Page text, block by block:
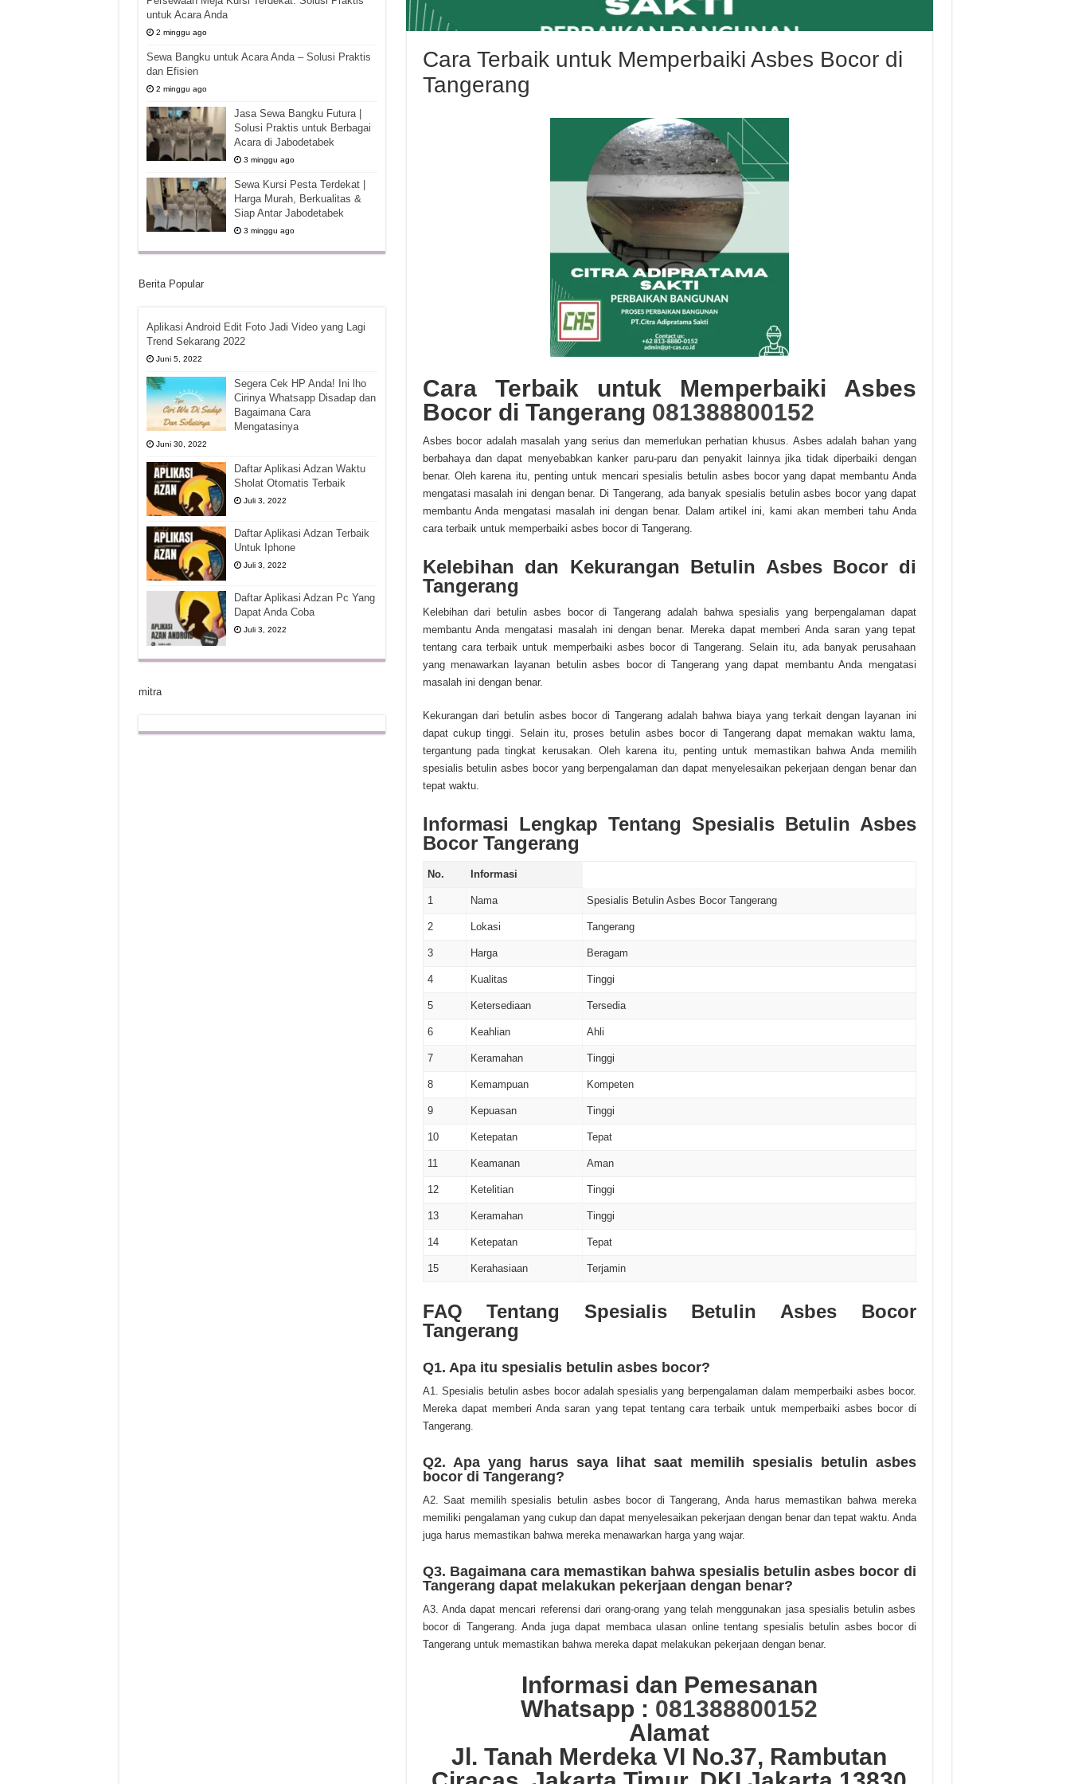
Cara Terbaik untuk Memperbaiki Asbes Bocor di
Tangerang
Cara Terbaik untuk Memperbaiki Asbes
Bocor di Tangerang 081388800152
Asbes bocor adalah masalah yang serius dan memerlukan perhatian khusus. Asbes adalah bahan yang
berbahaya dan dapat menyebabkan kanker paru-paru dan penyakit lainnya jika tidak diperbaiki dengan
benar. Oleh karena itu, penting untuk mencari spesialis betulin asbes bocor yang dapat membantu Anda
mengatasi masalah ini dengan benar. Di Tangerang, ada banyak spesialis betulin asbes bocor yang dapat
membantu Anda mengatasi masalah ini dengan benar. Dalam artikel ini, kami akan memberi tahu Anda
cara terbaik untuk memperbaiki asbes bocor di Tangerang.
Kelebihan dan Kekurangan Betulin Asbes Bocor di
Tangerang
Kelebihan dari betulin asbes bocor di Tangerang adalah bahwa spesialis yang berpengalaman dapat
membantu Anda mengatasi masalah ini dengan benar. Mereka dapat memberi Anda saran yang tepat
tentang cara terbaik untuk memperbaiki asbes bocor di Tangerang. Selain itu, ada banyak perusahaan
yang menawarkan layanan betulin asbes bocor di Tangerang yang dapat membantu Anda mengatasi
masalah ini dengan benar.
Kekurangan dari betulin asbes bocor di Tangerang adalah bahwa biaya yang terkait dengan layanan ini
dapat cukup tinggi. Selain itu, proses betulin asbes bocor di Tangerang dapat memakan waktu lama,
tergantung pada tingkat kerusakan. Oleh karena itu, penting untuk memastikan bahwa Anda memilih
spesialis betulin asbes bocor yang berpengalaman dan dapat menyelesaikan pekerjaan dengan benar dan
tepat waktu.
Informasi Lengkap Tentang Spesialis Betulin Asbes
Bocor Tangerang
No. Informasi
1 Nama Spesialis Betulin Asbes Bocor Tangerang
2 Lokasi Tangerang
3 Harga Beragam
4 Kualitas Tinggi
5 Ketersediaan Tersedia
6 Keahlian Ahli
7 Keramahan Tinggi
8 Kemampuan Kompeten
9 Kepuasan Tinggi
10 Ketepatan Tepat
11 Keamanan Aman
12 Ketelitian Tinggi
13 Keramahan Tinggi
14 Ketepatan Tepat
15 Kerahasiaan Terjamin
FAQ Tentang Spesialis Betulin Asbes Bocor
Tangerang
Q1. Apa itu spesialis betulin asbes bocor?
A1. Spesialis betulin asbes bocor adalah spesialis yang berpengalaman dalam memperbaiki asbes bocor.
Mereka dapat memberi Anda saran yang tepat tentang cara terbaik untuk memperbaiki asbes bocor di
Tangerang.
Q2. Apa yang harus saya lihat saat memilih spesialis betulin asbes
bocor di Tangerang?
A2. Saat memilih spesialis betulin asbes bocor di Tangerang, Anda harus memastikan bahwa mereka
memiliki pengalaman yang cukup dan dapat menyelesaikan pekerjaan dengan benar dan tepat waktu. Anda
juga harus memastikan bahwa mereka menawarkan harga yang wajar.
Q3. Bagaimana cara memastikan bahwa spesialis betulin asbes bocor di
Tangerang dapat melakukan pekerjaan dengan benar?
A3. Anda dapat mencari referensi dari orang-orang yang telah menggunakan jasa spesialis betulin asbes
bocor di Tangerang. Anda juga dapat membaca ulasan online tentang spesialis betulin asbes bocor di
Tangerang untuk memastikan bahwa mereka dapat melakukan pekerjaan dengan benar.
Informasi dan Pemesanan
Whatsapp : 081388800152
Alamat
Jl. Tanah Merdeka VI No.37, Rambutan
untuk Acara Anda
2 minggu ago
Sewa Bangku untuk Acara Anda – Solusi Praktis
dan Efisien
2 minggu ago
Jasa Sewa Bangku Futura |
Solusi Praktis untuk Berbagai
Acara di Jabodetabek
3 minggu ago
Sewa Kursi Pesta Terdekat |
Harga Murah, Berkualitas &
Siap Antar Jabodetabek
3 minggu ago
Berita Popular
Aplikasi Android Edit Foto Jadi Video yang Lagi
Trend Sekarang 2022
Juni 5, 2022
Segera Cek HP Anda! Ini lho
Cirinya Whatsapp Disadap dan
Bagaimana Cara
Mengatasinya
Juni 30, 2022
Daftar Aplikasi Adzan Waktu
Sholat Otomatis Terbaik
Juli 3, 2022
Daftar Aplikasi Adzan Terbaik
Untuk Iphone
Juli 3, 2022
Daftar Aplikasi Adzan Pc Yang
Dapat Anda Coba
Juli 3, 2022
mitra